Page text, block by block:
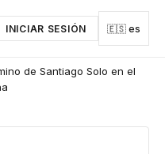
INICIAR SESIÓN 🇪🇸 es
de Santiago Solo en el